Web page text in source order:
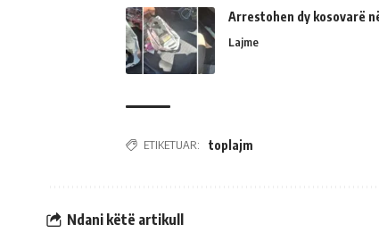
Arrestohen dy kosovarë
Lajme
ETIKETUAR: toplajm
Ndani këtë artikull